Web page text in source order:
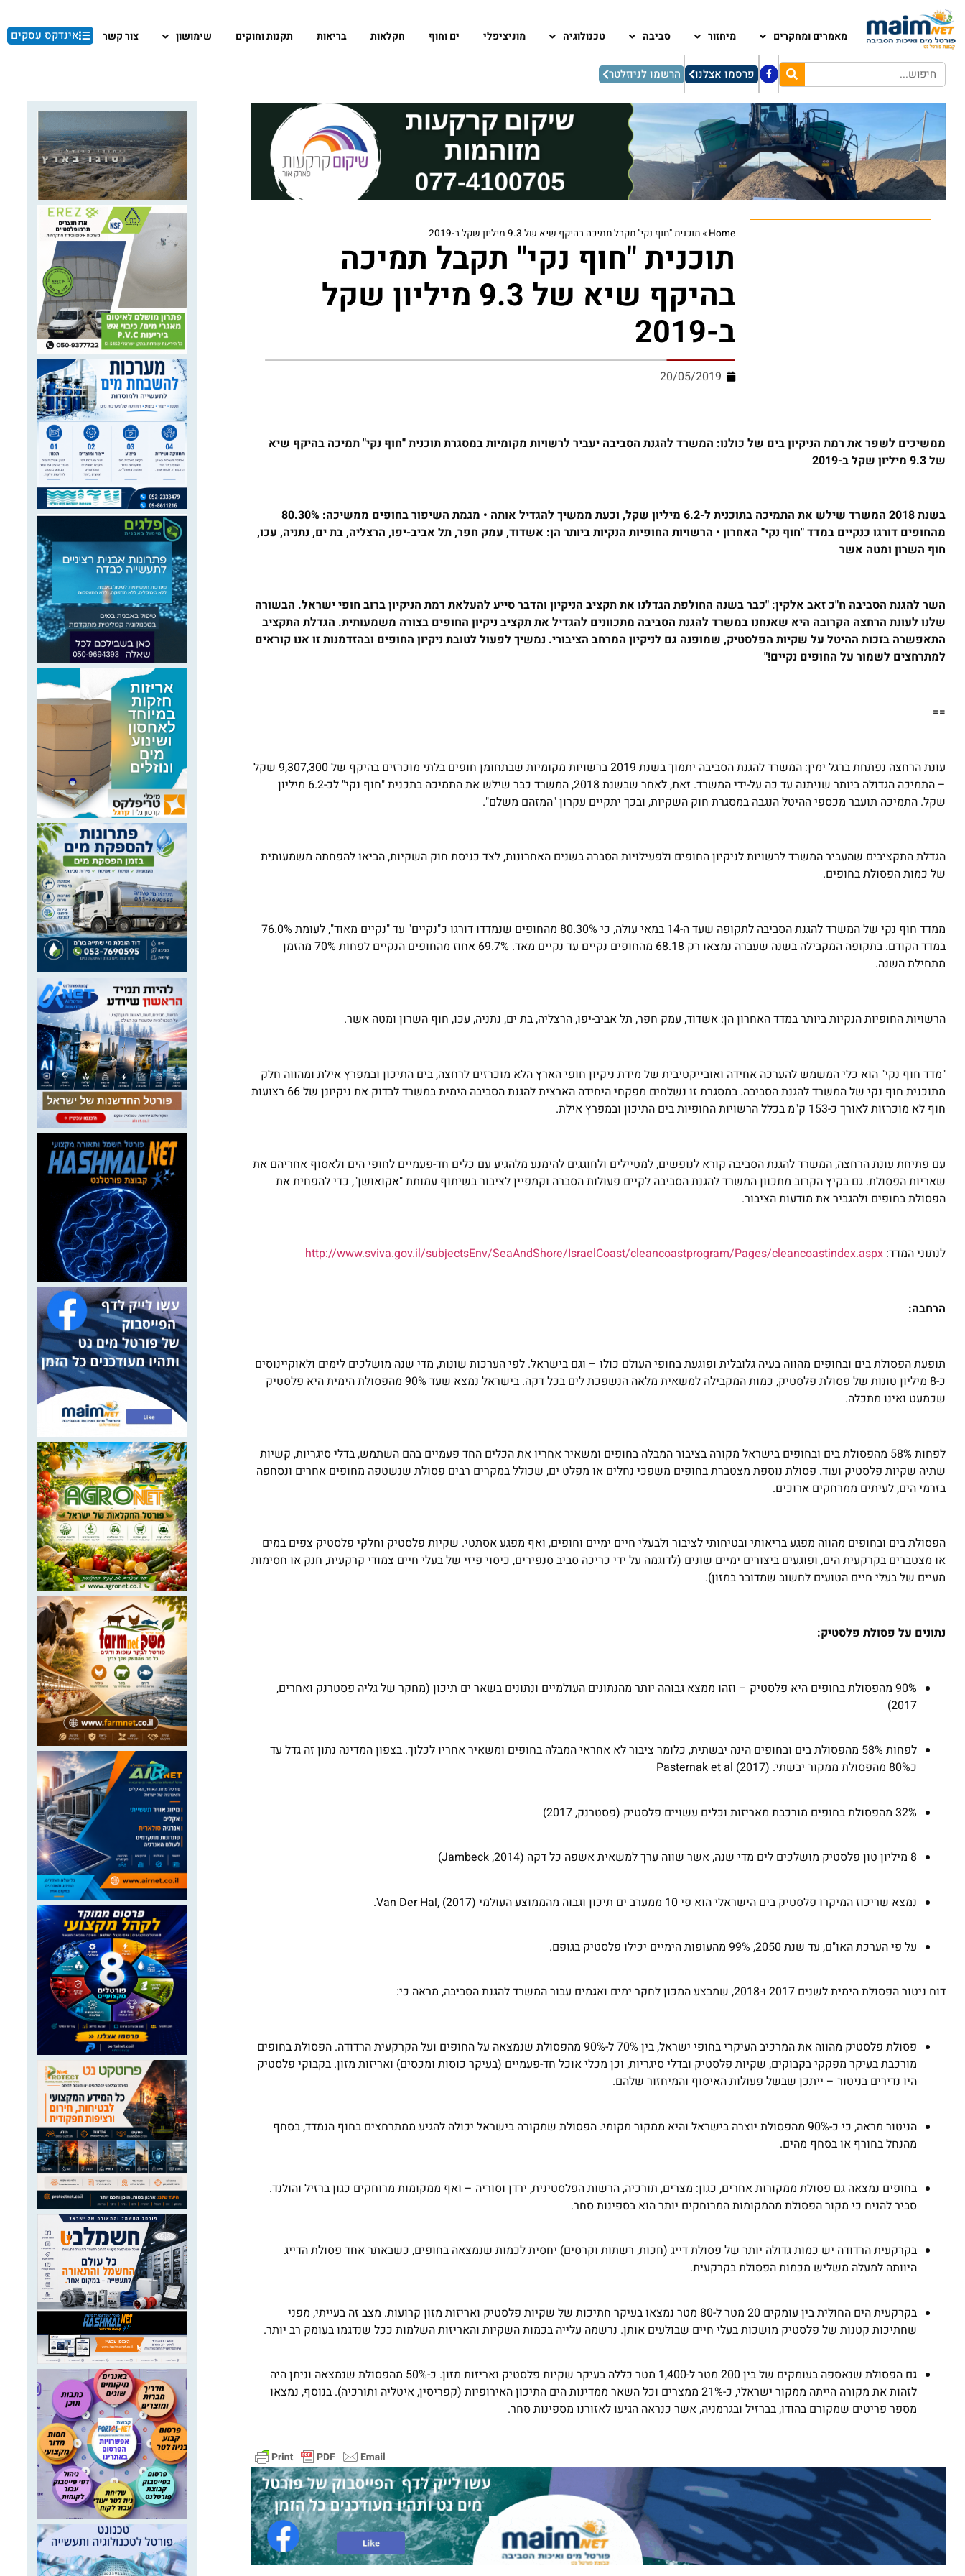
מאמרים ומחקרים מיחזור סביבה טכנולוגיה מוניציפלי ים וחוף חקלאות בריאות תקנות וחוקים שימושון צור קשר אינדקס עסקים
פרסמו אצלנו הרשמו לניוזלטר
Home
»תוכנית "חוף נקי" תקבל תמיכה בהיקף שיא של 9.3 מיליון שקל ב-2019
תוכנית "חוף נקי" תקבל תמיכה
בהיקף שיא של 9.3 מיליון שקל
ב-2019
20/05/2019
ממשיכים לשפר את רמת הניקיון בים של כולנו: המשרד להגנת הסביבה יעביר לרשויות מקומיות במסגרת תוכנית "חוף נקי" תמיכה בהיקף שיא
של 9.3 מיליון שקל ב-2019
בשנת 2018 המשרד שילש את התמיכה בתוכנית ל-6.2 מיליון שקל, וכעת ממשיך להגדיל אותה • מגמת השיפור בחופים ממשיכה: 80.30%
מהחופים דורגו כנקיים במדד "חוף נקי" האחרון • הרשויות החופיות הנקיות ביותר הן: אשדוד, עמק חפר, תל אביב-יפו, הרצליה, בת ים, נתניה, עכו,
חוף השרון ומטה אשר
השר להגנת הסביבה ח"כ זאב אלקין: "כבר בשנה החולפת הגדלנו את תקציב הניקיון והדבר סייע להעלאת רמת הניקיון ברוב חופי ישראל. הבשורה
שלנו לעונת הרחצה הקרובה היא שאנחנו במשרד להגנת הסביבה מתכוונים להגדיל את תקציב ניקיון החופים בצורה משמעותית. הגדלת התקציב
התאפשרה בזכות ההיטל על שקיות הפלסטיק, שמופנה גם לניקיון המרחב הציבורי. נמשיך לפעול לטובת ניקיון החופים ובהזדמנות זו אנו קוראים
למתרחצים לשמור על החופים נקיים!"
==
עונת הרחצה נפתחת ברגל ימין: המשרד להגנת הסביבה יתמוך בשנת 2019 ברשויות מקומיות שבתחומן חופים בלתי מוכרזים בהיקף של 9,307,300 שקל
– התמיכה הגדולה ביותר שניתנה עד כה על-ידי המשרד. זאת, לאחר שבשנת 2018, המשרד כבר שילש את התמיכה בתכנית "חוף נקי" לכ-6.2 מיליון
שקל. התמיכה תועבר מכספי ההיטל הנגבה במסגרת חוק השקיות, ובכך יתקיים עקרון "המזהם משלם".
הגדלת התקציבים שהעביר המשרד לרשויות לניקיון החופים ולפעילויות הסברה בשנים האחרונות, לצד כניסת חוק השקיות, הביאו להפחתה משמעותית
של כמות הפסולת בחופים.
ממדד חוף נקי של המשרד להגנת הסביבה לתקופה שעד ה-14 במאי עולה, כי 80.30% מהחופים שנמדדו דורגו כ"נקיים" עד "נקיים מאוד", לעומת 76.0%
במדד הקודם. בתקופה המקבילה בשנה שעברה נמצאו רק 68.18 מהחופים נקיים עד נקיים מאד. 69.7% אחוז מהחופים הנקיים לפחות 70% מהזמן
מתחילת השנה.
הרשויות החופיות הנקיות ביותר במדד האחרון הן: אשדוד, עמק חפר, תל אביב-יפו, הרצליה, בת ים, נתניה, עכו, חוף השרון ומטה אשר.
"מדד חוף נקי" הוא כלי המשמש להערכה אחידה ואובייקטיבית של מידת ניקיון חופי הארץ הלא מוכרזים לרחצה, בים התיכון ובמפרץ אילת ומהווה חלק
מתוכנית חוף נקי של המשרד להגנת הסביבה. במסגרת זו נשלחים מפקחי היחידה הארצית להגנת הסביבה הימית במשרד לבדוק את ניקיונן של 66 רצועות
חוף לא מוכרזות לאורך כ-153 ק"מ בכלל הרשויות החופיות בים התיכון ובמפרץ אילת.
עם פתיחת עונת הרחצה, המשרד להגנת הסביבה קורא לנופשים, למטיילים ולחוגגים להימנע מלהגיע עם כלים חד-פעמיים לחופי הים ולאסוף אחריהם את
שאריות הפסולת. גם בקיץ הקרוב מתכוון המשרד להגנת הסביבה לקיים פעולות הסברה וקמפיין לציבור בשיתוף עמותת "אקואושן", כדי להפחית את
הפסולת בחופים ולהגביר את מודעות הציבור.
לנתוני המדד: http://www.sviva.gov.il/subjectsEnv/SeaAndShore/IsraelCoast/cleancoastprogram/Pages/cleancoastindex.aspx
הרחבה:
תופעת הפסולת בים ובחופים מהווה בעיה גלובלית ופוגעת בחופי העולם כולו – וגם בישראל. לפי הערכות שונות, מדי שנה מושלכים לימים ולאוקיינוסים
כ-8 מיליון טונות של פסולת פלסטיק, כמות המקבילה למשאית מלאה הנשפכת לים בכל דקה. בישראל נמצא שעד 90% מהפסולת הימית היא פלסטיק
שכמעט ואינו מתכלה.
לפחות 58% מהפסולת בים ובחופים בישראל מקורה בציבור המבלה בחופים ומשאיר אחריו את הכלים החד פעמיים בהם השתמש, בדלי סיגריות, קשיות
שתיה שקיות פלסטיק ועוד. פסולת נוספת מצטברת בחופים משפכי נחלים או מפלט ים, שכולל במקרים רבים פסולת שנשטפה מחופים אחרים ונסחפה
בזרמי הים, לעיתים ממרחקים ארוכים.
הפסולת בים ובחופים מהווה מפגע בריאותי ובטיחותי לציבור ולבעלי חיים ימיים וחופים, ואף מפגע אסתטי. שקיות פלסטיק וחלקי פלסטיק צפים במים
או מצטברים בקרקעית הים, ופוגעים ביצורים ימיים שונים (לדוגמה על ידי כריכה סביב סנפירים, כיסוי פיזי של בעלי חיים צמודי קרקעית, חנק או חסימות
מעיים של בעלי חיים הטועים לחשוב שמדובר במזון).
נתונים על פסולת פלסטיק:
90% מהפסולת בחופים היא פלסטיק – וזהו ממצא גבוהה יותר מהנתונים העולמיים ונתונים בשאר ים תיכון (מחקר של גליה פסטרנק ואחרים,
2017)
לפחות 58% מהפסולת בים ובחופים הינה יבשתית, כלומר ציבור לא אחראי המבלה בחופים ומשאיר אחריו לכלוך. בצפון המדינה נתון זה גדל עד
כ80% מהפסולת ממקור יבשתי. Pasternak et al (2017)
32% מהפסולת בחופים מורכבת מאריזות וכלים עשויים פלסטיק (פסטרנק, 2017)
8 מיליון טון פלסטיק מושלכים לים מדי שנה, אשר שווה ערך למשאית אשפה כל דקה (2014, Jambeck)
נמצא שריכוז המיקרו פלסטיק בים הישראלי הוא פי 10 ממערב ים תיכון וגבוה מהממוצע העולמי (Van Der Hal, (2017.
על פי הערכת האו"ם, עד שנת 2050, 99% מהעופות הימיים יכילו פלסטיק בגופם.
דוח ניטור הפסולת הימית לשנים 2017 ו-2018, שמבצע המכון לחקר ימים ואגמים עבור המשרד להגנת הסביבה, מראה כי:
פסולת פלסטיק מהווה את המרכיב העיקרי בחופי ישראל, בין 70% ל-90% מהפסולת שנמצאה על החופים ועל הקרקעית הרדודה. הפסולת בחופים
מורכבת בעיקר מפקקי בקבוקים, שקיות פלסטיק ובדלי סיגריות, וכן מכלי אוכל חד-פעמיים (בעיקר כוסות ומכסים) ואריזות מזון. בקבוקי פלסטיק
היו נדירים בניטור – ייתכן שבשל פעולות האיסוף והמיחזור שלהם.
הניטור מראה, כי כ-90% מהפסולת יוצרה בישראל והיא ממקור מקומי. הפסולת שמקורה בישראל יכולה להגיע ממתרחצים בחוף הנמדד, בסחף
מהנחל בחורף או בסחף מהים.
בחופים נמצאה גם פסולת ממקורות אחרים, כגון: מצרים, תורכיה, הרשות הפלסטינית, ירדן וסוריה – ואף ממקומות מרוחקים כגון ברזיל והולנד.
סביר להניח כי מקור הפסולת מהמקומות המרוחקים יותר הוא בספינות סחר.
בקרקעית הרדודה יש כמות גדולה יותר של פסולת דייג (חכות, רשתות וקרסים) יחסית לכמות שנמצאה בחופים, כשבאתר אחד פסולת הדייג
היוותה למעלה משליש מכמות הפסולת בקרקעית.
בקרקעית הים החולית בין עומקים 20 מטר ל-80 מטר נמצאו בעיקר חתיכות של שקיות פלסטיק ואריזות מזון קרועות. מצב זה בעייתי, מפני
שחתיכות קטנות של פלסטיק מושכות בעלי חיים שבולעים אותן. נרשמה עלייה בכמות השקיות והאריזות השלמות ככל שנדגמו בעומק רב יותר.
גם הפסולת שנאספה בעומקים של בין 200 מטר ל-1,400 מטר כללה בעיקר שקיות פלסטיק ואריזות מזון. כ-50% מהפסולת שנמצאה וניתן היה
לזהות את מקורה הייתה ממקור ישראלי, כ-21% ממצרים וכל השאר ממדינות הים התיכון האירופיות (קפריסין, איטליה ותורכיה). בנוסף, נמצאו
מספר פריטים שמקורם בהודו, בברזיל ובגרמניה, אשר כנראה הגיעו לאזורנו מספינות סחר.